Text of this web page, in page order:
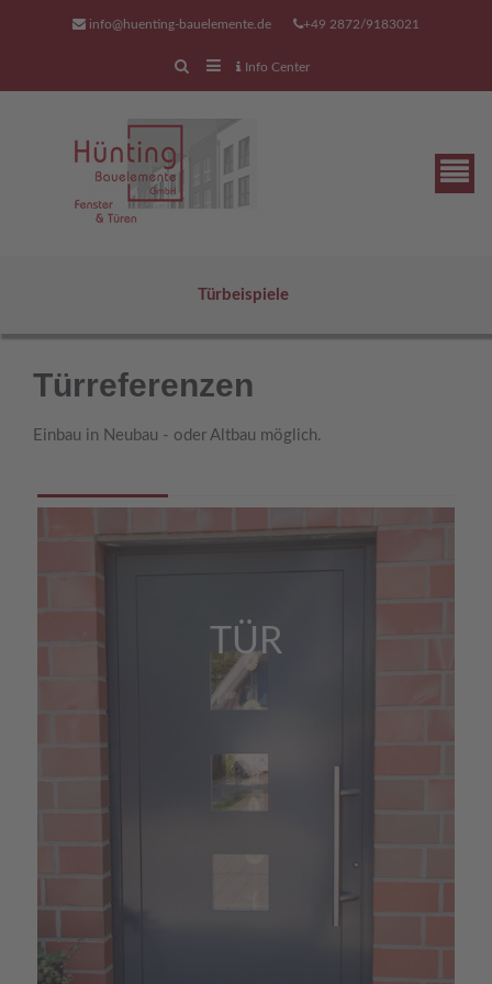
info@huenting-bauelemente.de +49 2872/9183021
Info Center
Türbeispiele
Türreferenzen
Einbau in Neubau - oder Altbau möglich.
TÜR
unser Serviceangebot
Wir sind auch für Sie auch da,
wenn Sie mit Ihrer Tür,